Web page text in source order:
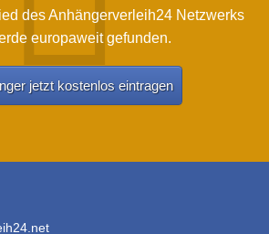
des Anhängerverleih24 Netzwerks
europaweit gefunden.
jetzt kostenlos eintragen